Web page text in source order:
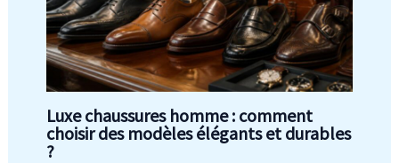
Luxe chaussures homme : comment
choisir des modèles élégants et durables
?